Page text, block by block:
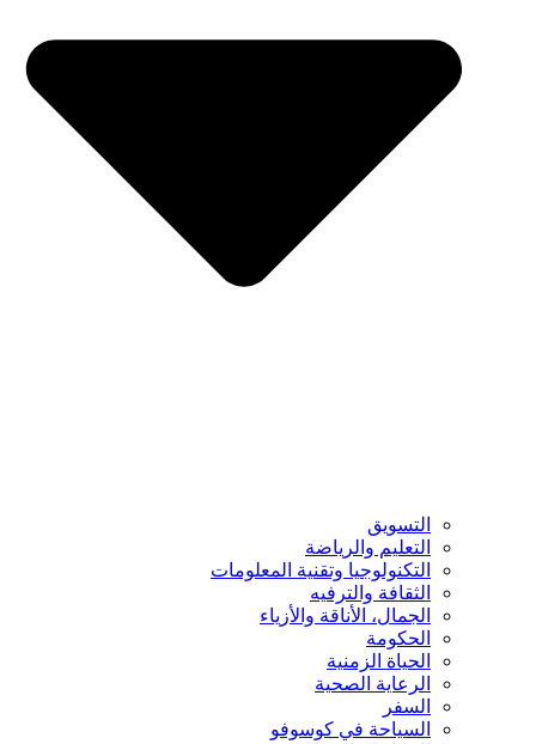
التسويق
التعليم والرياضة
التكنولوجيا وتقنية المعلومات
الثقافة والترفيه
الجمال، الأناقة والأزياء
الحكومة
الحياة الزمنية
الرعاية الصحية
السفر
السياحة في كوسوفو